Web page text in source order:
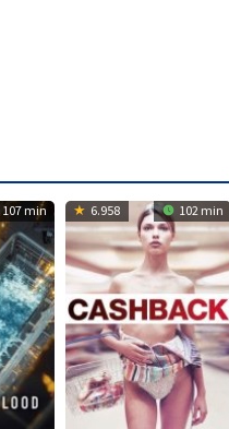
107 min 6.958 102 min